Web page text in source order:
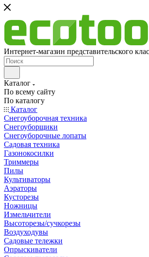
Интернет-магазин представительского
Каталог
По всему сайту
По каталогу
Каталог
Снегоуборочная техника
Снегоуборщики
Снегоуборочные лопаты
Садовая техника
Газонокосилки
Триммеры
Пилы
Культиваторы
Аэраторы
Кусторезы
Ножницы
Измельчители
Высоторезы/сучкорезы
Воздуходувы
Садовые тележки
Опрыскиватели